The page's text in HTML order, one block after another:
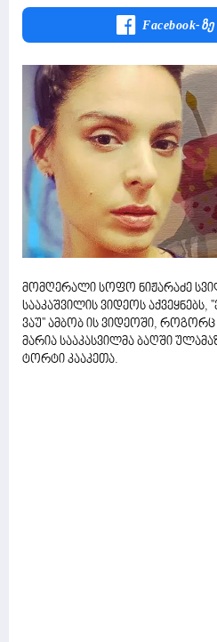
Facebook-
მომღერალი სოფო ნიჟარაძე
სააკაშვილის ვიდეოს აქვეყნებს,
ვაუ'' ამბობ ის ვიდეოში,
მარია სააკასვილმა ბაღში
ტორტი კააკეთა.